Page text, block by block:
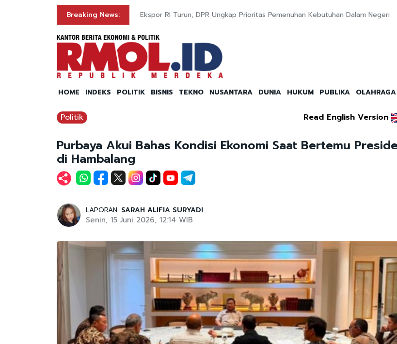
Breaking News: Ekspor RI Turun, DPR Ungkap Prioritas Pemenuhan Kebutuhan Dalam Negeri
HOME INDEKS POLITIK BISNIS TEKNO NUSANTARA DUNIA HUKUM PUBLIKA OLAHRAGA
Politik Read English Version
Purbaya Akui Bahas Kondisi Ekonomi Saat Bertemu
di Hambalang
LAPORAN: SARAH ALIFIA SURYADI
Senin, 15 Juni 2026, 12:14 WIB